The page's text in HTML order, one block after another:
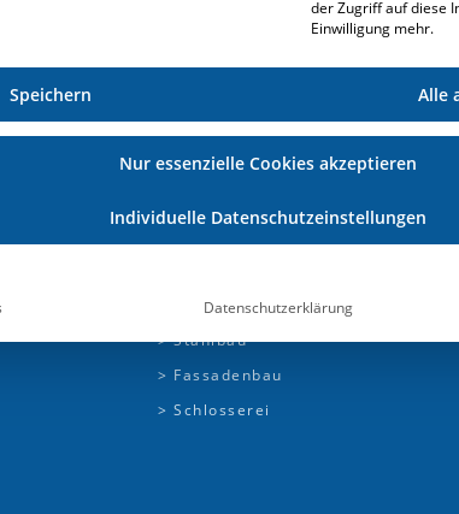
ERP-LÖSUNGEN
> Metallbau
> Stahlbau
> Fassadenbau
> Schlosserei
der Zugriff auf diese
Einwilligung mehr.
Speichern Alle
Nur essenzielle Cookies akzeptieren
Individuelle Datenschutzeinstellungen
Datenschutzerklärung